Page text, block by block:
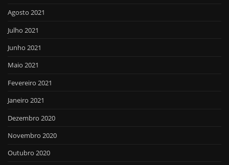
Agosto 2021
Julho 2021
Junho 2021
Maio 2021
Fevereiro 2021
Janeiro 2021
Dezembro 2020
Novembro 2020
Outubro 2020